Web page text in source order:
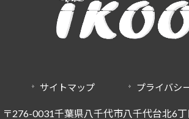
サイトマップ プライバシ
〒276-0031千葉県八千代市八千代台北6